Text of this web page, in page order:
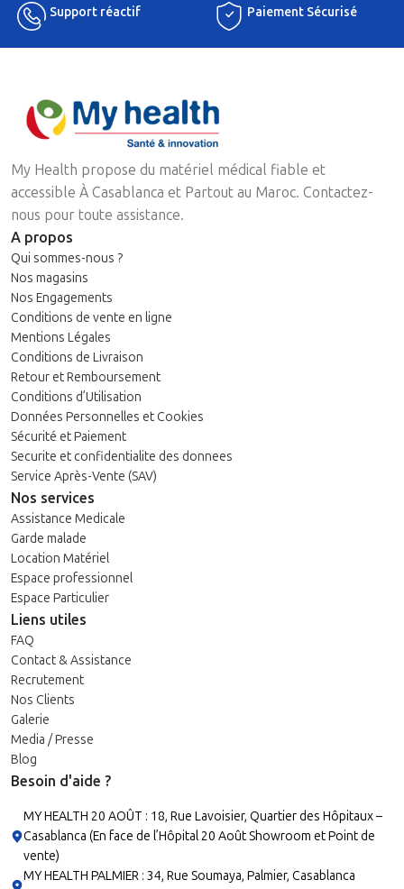
Support réactif Paiement Sécurisé
My Health propose du matériel médical fiable et
accessible À Casablanca et Partout au Maroc. Contactez-
nous pour toute assistance.
A propos
Qui sommes-nous ?
Nos magasins
Nos Engagements
Conditions de vente en ligne
Mentions Légales
Conditions de Livraison
Retour et Remboursement
Conditions d’Utilisation
Données Personnelles et Cookies
Sécurité et Paiement
Securite et confidentialite des donnees
Service Après-Vente (SAV)
Nos services
Assistance Medicale
Garde malade
Location Matériel
Espace professionnel
Espace Particulier
Liens utiles
FAQ
Contact & Assistance
Recrutement
Nos Clients
Galerie
Media / Presse
Blog
Besoin d'aide ?
MY HEALTH 20 AOÛT : 18, Rue Lavoisier, Quartier des Hôpitaux –
Casablanca (En face de l’Hôpital 20 Août Showroom et Point de
vente)
MY HEALTH PALMIER : 34, Rue Soumaya, Palmier, Casablanca